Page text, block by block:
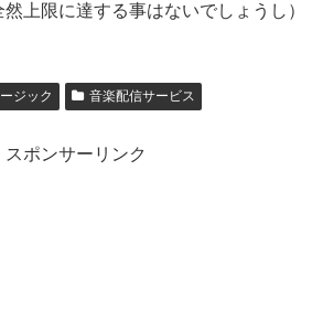
上限に達する事はないでしょうし）
ジック 音楽配信サービス
スポンサーリンク